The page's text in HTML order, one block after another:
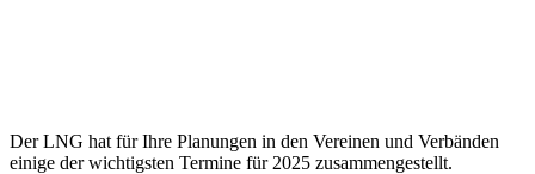
Der LNG hat für Ihre Planungen in den Vereinen und Verbänden
einige der wichtigsten Termine für 2025 zusammengestellt.